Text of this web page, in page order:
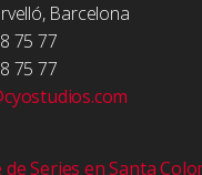
Barcelona
75 77
75 77
de Series en Santa